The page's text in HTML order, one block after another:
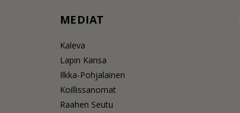
MEDIAT
Kaleva
Lapin Kansa
Ilkka-Pohjalainen
Koillissanomat
Raahen Seutu